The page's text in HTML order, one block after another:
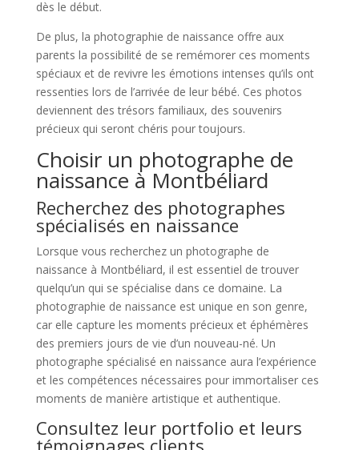
dès le début.
De plus, la photographie de naissance offre aux
parents la possibilité de se remémorer ces moments
spéciaux et de revivre les émotions intenses qu’ils ont
ressenties lors de l’arrivée de leur bébé. Ces photos
deviennent des trésors familiaux, des souvenirs
précieux qui seront chéris pour toujours.
Choisir un photographe de
naissance à Montbéliard
Recherchez des photographes
spécialisés en naissance
Lorsque vous recherchez un photographe de
naissance à Montbéliard, il est essentiel de trouver
quelqu’un qui se spécialise dans ce domaine. La
photographie de naissance est unique en son genre,
car elle capture les moments précieux et éphémères
des premiers jours de vie d’un nouveau-né. Un
photographe spécialisé en naissance aura l’expérience
et les compétences nécessaires pour immortaliser ces
moments de manière artistique et authentique.
Consultez leur portfolio et leurs
témoignages clients